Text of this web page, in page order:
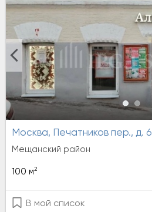
Москва, Печатников пер., д. 6
Мещанский район
100 м2
В мой список